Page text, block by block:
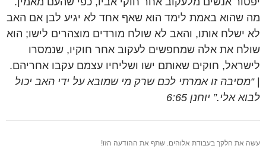
מה שהוא באמת לימד הוא שאף אחד לא יגיע לבן אם האב
לא ישלח אותו, והאב לא שולח מורדים מוצהרים לישו; הוא
שולח את אלה שמחפשים לעקוב אחר חוקיו, שנמסרו
לישראל, חוקים שאותם ישו ושליחיו עצמם עקבו אחריהם.
|“מסיבה זו אמרתי לכם שרק מי שמובא על ידי האב יכול
לבוא אלי.” יוחנן 6:65
עשה את חלקך בעבודת אלוהים. שתף את ההודעה הזו!